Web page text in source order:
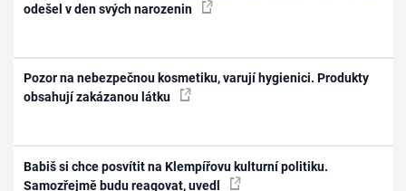
odešel v den svých narozenin
Pozor na nebezpečnou kosmetiku, varují hygienici. Produkty
obsahují zakázanou látku
Babiš si chce posvítit na Klempířovu kulturní politiku.
Samozřejmě budu reagovat, uvedl